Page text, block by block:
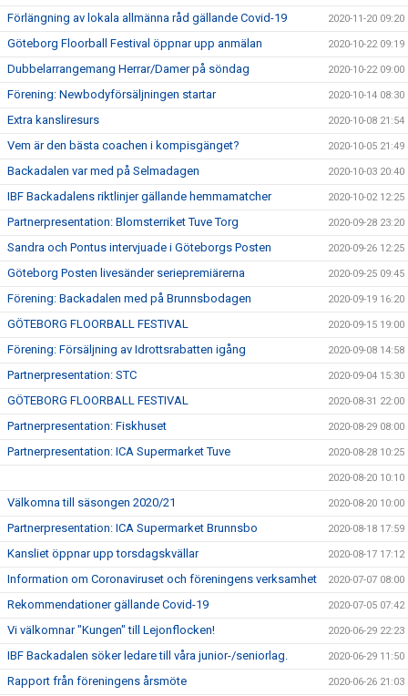
Förlängning av lokala allmänna råd gällande Covid-19 2020-11-20 09:20
Göteborg Floorball Festival öppnar upp anmälan 2020-10-22 09:19
Dubbelarrangemang Herrar/Damer på söndag 2020-10-22 09:00
Förening: Newbodyförsäljningen startar 2020-10-14 08:30
Extra kansliresurs 2020-10-08 21:54
Vem är den bästa coachen i kompisgänget? 2020-10-05 21:49
Backadalen var med på Selmadagen 2020-10-03 20:40
IBF Backadalens riktlinjer gällande hemmamatcher 2020-10-02 12:25
Partnerpresentation: Blomsterriket Tuve Torg 2020-09-28 23:20
Sandra och Pontus intervjuade i Göteborgs Posten 2020-09-26 12:25
Göteborg Posten livesänder seriepremiärerna 2020-09-25 09:45
Förening: Backadalen med på Brunnsbodagen 2020-09-19 16:20
GÖTEBORG FLOORBALL FESTIVAL 2020-09-15 19:00
Förening: Försäljning av Idrottsrabatten igång 2020-09-08 14:58
Partnerpresentation: STC 2020-09-04 15:30
GÖTEBORG FLOORBALL FESTIVAL 2020-08-31 22:00
Partnerpresentation: Fiskhuset 2020-08-29 08:00
Partnerpresentation: ICA Supermarket Tuve 2020-08-28 10:25
2020-08-20 10:10
Välkomna till säsongen 2020/21 2020-08-20 10:00
Partnerpresentation: ICA Supermarket Brunnsbo 2020-08-18 17:59
Kansliet öppnar upp torsdagskvällar 2020-08-17 17:12
Information om Coronaviruset och föreningens verksamhet 2020-07-07 08:00
Rekommendationer gällande Covid-19 2020-07-05 07:42
Vi välkomnar "Kungen" till Lejonflocken! 2020-06-29 22:23
IBF Backadalen söker ledare till våra junior-/seniorlag. 2020-06-29 11:50
Rapport från föreningens årsmöte 2020-06-26 21:03